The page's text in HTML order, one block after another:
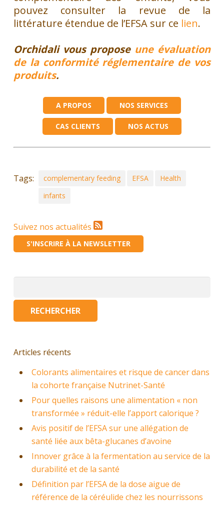
pouvez consulter la revue de la
littérature étendue de l’EFSA sur ce lien.
Orchidali vous propose une évaluation
de la conformité réglementaire de vos
produits.
A PROPOS NOS SERVICES
CAS CLIENTS NOS ACTUS
Tags: complementary feeding EFSA
Health
infants
Suivez nos actualités
S'INSCRIRE À LA NEWSLETTER
Articles récents
Colorants alimentaires et risque de cancer dans
la cohorte française Nutrinet-Santé
Pour quelles raisons une alimentation « non
transformée » réduit-elle l’apport calorique ?
Avis positif de l’EFSA sur une allégation de
santé liée aux bêta-glucanes d’avoine
Innover grâce à la fermentation au service de la
durabilité et de la santé
Définition par l’EFSA de la dose aigue de
référence de la céréulide chez les nourrissons